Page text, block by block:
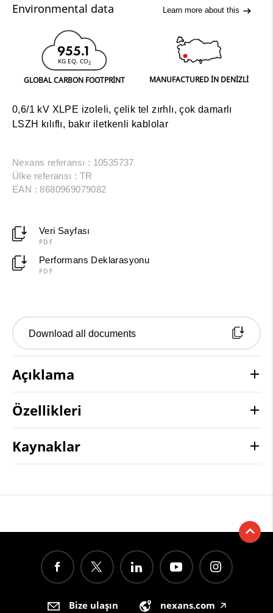
Environmental data Learn more about this
955.1
KG EQ. CO2
GLOBAL CARBON FOOTPRINT MANUFACTURED IN DENIZLI
0,6/1 kV XLPE izoleli, çelik tel zırhlı, çok damarlı
LSZH kılıflı, bakır iletkenli kablolar
Nexans referansı : 10535737
Ülke referansı : TR
EAN : 8680969079082
Veri Sayfası
PDF
Performans Deklarasyonu
PDF
Download all documents
Açıklama
Özellikleri
Kaynaklar
Bize ulaşın nexans.com 🡥